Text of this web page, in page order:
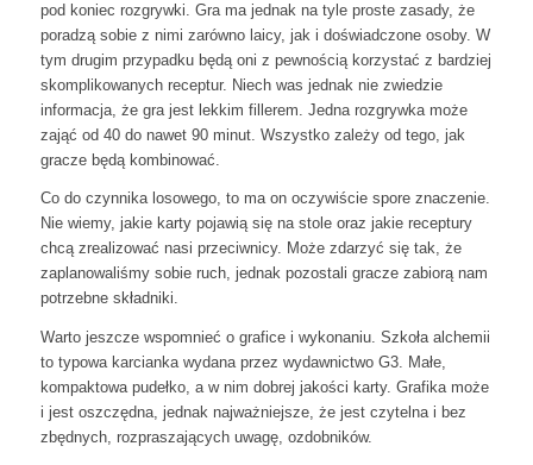
pod koniec rozgrywki. Gra ma jednak na tyle proste zasady, że
poradzą sobie z nimi zarówno laicy, jak i doświadczone osoby. W
tym drugim przypadku będą oni z pewnością korzystać z bardziej
skomplikowanych receptur. Niech was jednak nie zwiedzie
informacja, że gra jest lekkim fillerem. Jedna rozgrywka może
zająć od 40 do nawet 90 minut. Wszystko zależy od tego, jak
gracze będą kombinować.
Co do czynnika losowego, to ma on oczywiście spore znaczenie.
Nie wiemy, jakie karty pojawią się na stole oraz jakie receptury
chcą zrealizować nasi przeciwnicy. Może zdarzyć się tak, że
zaplanowaliśmy sobie ruch, jednak pozostali gracze zabiorą nam
potrzebne składniki.
Warto jeszcze wspomnieć o grafice i wykonaniu. Szkoła alchemii
to typowa karcianka wydana przez wydawnictwo G3. Małe,
kompaktowa pudełko, a w nim dobrej jakości karty. Grafika może
i jest oszczędna, jednak najważniejsze, że jest czytelna i bez
zbędnych, rozpraszających uwagę, ozdobników.